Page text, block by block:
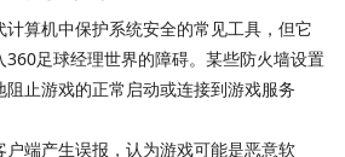
算机中保护系统安全的常见工具，但它
足球经理世界的障碍。某些防火墙设置
止游戏的正常启动或连接到游戏服务
端产生误报，认为游戏可能是恶意软